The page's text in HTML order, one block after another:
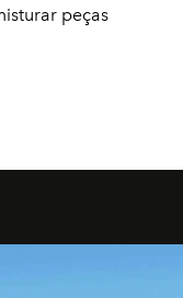
peças